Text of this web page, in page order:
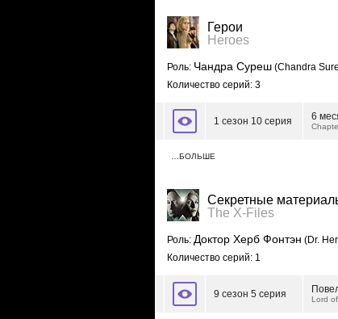
Герои
Heroes
Роль: Чандра Суреш (Chandra
Количество серий: 3
1 сезон 10 серия 6
…БОЛЬШЕ
Секретные
The X-Files
Роль: Доктор Херб Фонтэн (Dr.
Количество серий: 1
9 сезон 5 серия Lord